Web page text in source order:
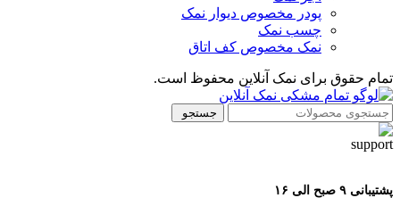
پودر مخصوص دیوار نمک
چسب نمک
نمک مخصوص کف اتاق
تمام حقوق برای نمک آنلاین محفوظ است.
جستجو
پشتیبانی ۹ صبح الی ۱۶